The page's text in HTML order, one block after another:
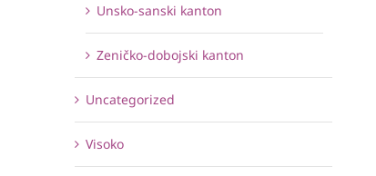
Unsko-sanski kanton
Zeničko-dobojski kanton
Uncategorized
Visoko